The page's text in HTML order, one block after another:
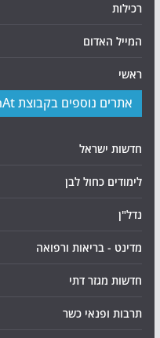
רכילות
המייל האדום
ראשי
אתרים נוספים בקבוצת ZoomAt
חדשות ישראל
לימודים כחול לבן
נדל"ן
מדינט - בריאות ורפואה
חדשות מגזר דתי
תרבות ופנאי כשר